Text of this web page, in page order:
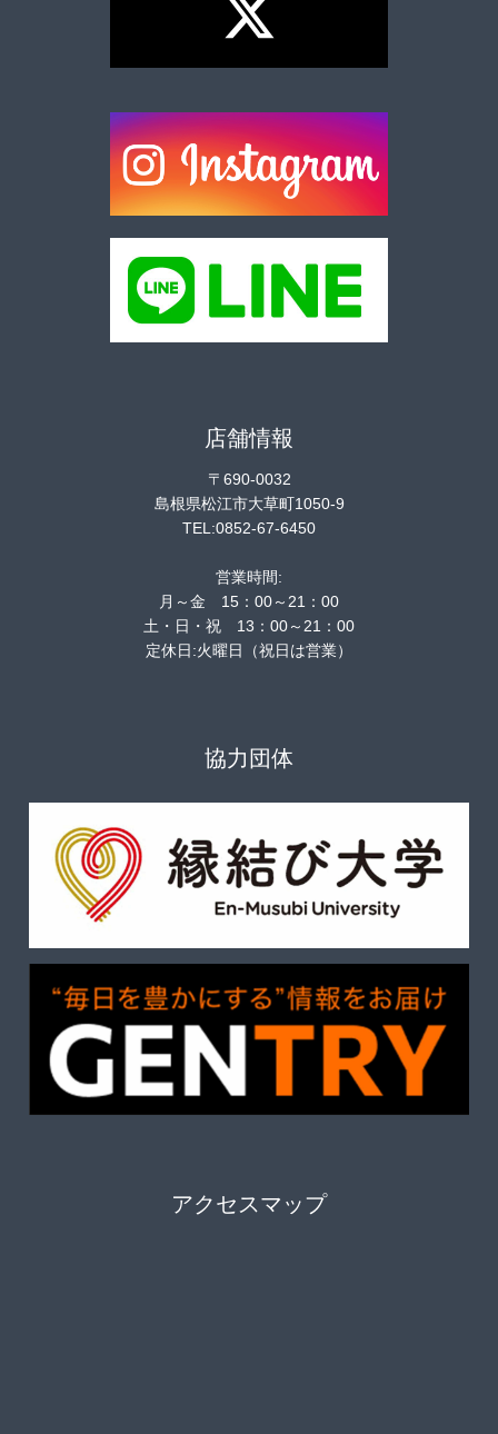
店舗情報
〒690-0032
島根県松江市大草町1050-9
TEL:0852-67-6450
営業時間:
月～金 15：00～21：00
土・日・祝 13：00～21：00
定休日:火曜日（祝日は営業）
協力団体
アクセスマップ